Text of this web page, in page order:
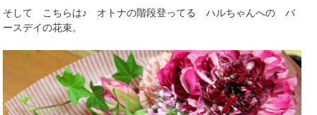
そして こちらは♪ オトナの階段登ってる ハルちゃんへの バ
ースデイの花束。